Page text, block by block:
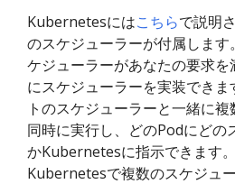
Kubernetesにはこちらで説明
のスケジューラーが付属しま
ケジューラーがあなたの要求
にスケジューラーを実装でき
トのスケジューラーと一緒に
同時に実行し、どのPodにどの
かKubernetesに指示できます
Kubernetesで複数のスケジュ